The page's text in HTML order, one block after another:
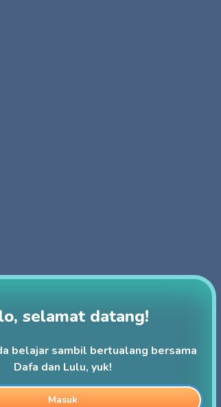
selamat datang!
belajar sambil bertualang bersama
Dafa dan Lulu, yuk!
Masuk